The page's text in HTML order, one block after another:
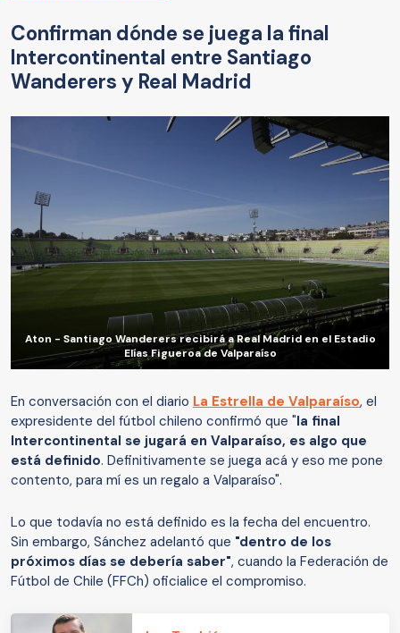
Confirman dónde se juega la final
Intercontinental entre Santiago
Wanderers y Real Madrid
Aton - Santiago Wanderers recibirá a Real Madrid en el Estadio
Elías Figueroa de Valparaíso
En conversación con el diario La Estrella de Valparaíso, el
expresidente del fútbol chileno confirmó que "la final
Intercontinental se jugará en Valparaíso, es algo que
está definido. Definitivamente se juega acá y eso me pone
contento, para mí es un regalo a Valparaíso".
Lo que todavía no está definido es la fecha del encuentro.
Sin embargo, Sánchez adelantó que "dentro de los
próximos días se debería saber", cuando la Federación de
Fútbol de Chile (FFCh) oficialice el compromiso.